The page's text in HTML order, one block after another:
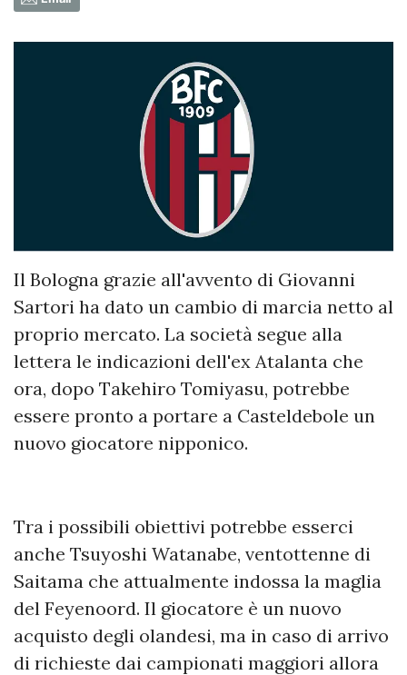
Il Bologna grazie all'avvento di Giovanni
Sartori ha dato un cambio di marcia netto al
proprio mercato. La società segue alla
lettera le indicazioni dell'ex Atalanta che
ora, dopo Takehiro Tomiyasu, potrebbe
essere pronto a portare a Casteldebole un
nuovo giocatore nipponico.
Tra i possibili obiettivi potrebbe esserci
anche Tsuyoshi Watanabe, ventottenne di
Saitama che attualmente indossa la maglia
del Feyenoord. Il giocatore è un nuovo
acquisto degli olandesi, ma in caso di arrivo
di richieste dai campionati maggiori allora